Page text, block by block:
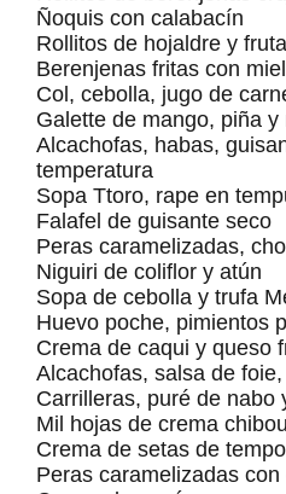
Ñoquis con calabacín
Rollitos de hojaldre y
Berenjenas fritas con
Col, cebolla, jugo de
Galette de mango, piña y
Alcachofas, habas,
temperatura
Sopa Ttoro, rape en
Falafel de guisante seco
Peras caramelizadas,
Niguiri de coliflor y atún
Sopa de cebolla y trufa
Huevo poche, pimientos
Crema de caqui y queso
Alcachofas, salsa de
Carrilleras, puré de nabo
Mil hojas de crema
Crema de setas de
Peras caramelizadas